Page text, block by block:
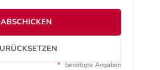
ABSCHICKEN
* benötigte Angaben